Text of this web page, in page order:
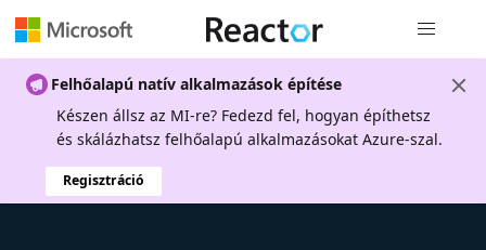
Felhőalapú natív alkalmazások építése
Készen állsz az MI-re? Fedezd fel, hogyan építhetsz
és skálázhatsz felhőalapú alkalmazásokat Azure-szal.
Regisztráció